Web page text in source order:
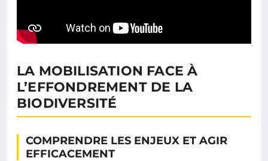
LA MOBILISATION FACE À
L’EFFONDREMENT DE LA
BIODIVERSITÉ
COMPRENDRE LES ENJEUX ET AGIR
EFFICACEMENT